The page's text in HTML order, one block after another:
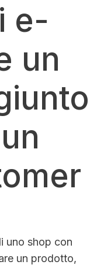
e-
un
uno shop con
un prodotto,